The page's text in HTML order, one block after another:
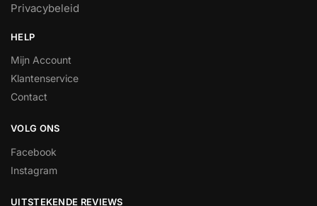
Privacybeleid
HELP
Mijn Account
Klantenservice
Contact
VOLG ONS
Facebook
Instagram
UITSTEKENDE REVIEWS